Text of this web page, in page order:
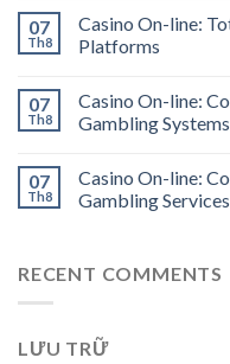
07
Th8
Casino On-line:
Platforms
07
Th8
Casino On-line:
Gambling Systems
07
Th8
Casino On-line:
Gambling Services
RECENT COMMENTS
LƯU TRỮ